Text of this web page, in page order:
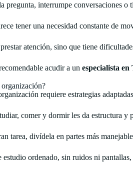
pregunta, interrumpe conversaciones o
tener una necesidad constante de
atención, sino que tiene
acudir a unespecialista
requiere estrategias
comer y dormir les da estructura y
tarea, divídela en partes más
estudio ordenado, sin ruidos ni